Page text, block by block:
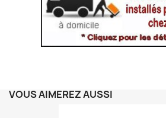
VOUS AIMEREZ AUSSI